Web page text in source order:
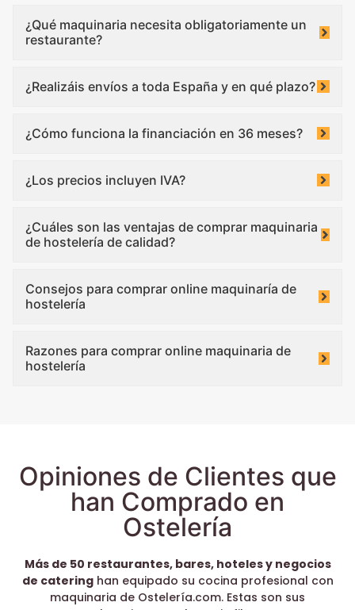
¿Qué maquinaria necesita obligatoriamente un
restaurante?
¿Realizáis envíos a toda España y en qué plazo?
¿Cómo funciona la financiación en 36 meses?
¿Los precios incluyen IVA?
¿Cuáles son las ventajas de comprar maquinaria
de hostelería de calidad?
Consejos para comprar online maquinaría de
hostelería
Razones para comprar online maquinaria de
hostelería
Opiniones de Clientes que
han Comprado en
Ostelería
Más de 50 restaurantes, bares, hoteles y negocios
de cateringhan equipado su cocina profesional con
maquinaria de Ostelería.com. Estas son sus